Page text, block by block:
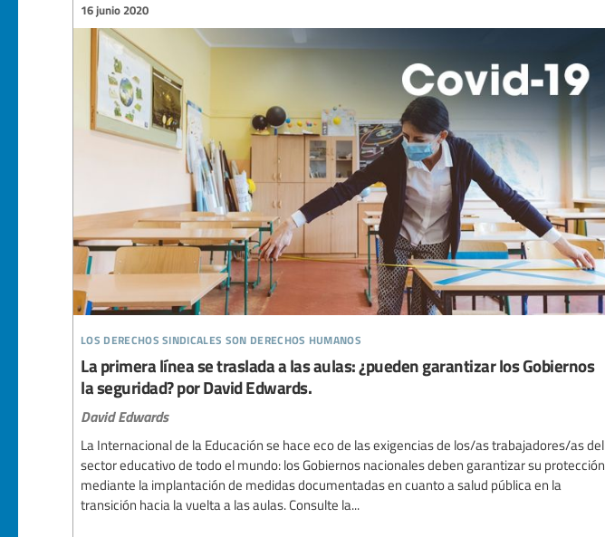
los derechos sindicales son derechos humanos
16 junio 2020
La primera línea se traslada a las aulas: ¿pueden garantizar los Gobiernos
la seguridad? por David Edwards.
David Edwards
La Internacional de la Educación se hace eco de las exigencias de los/as trabajadores/as del
sector educativo de todo el mundo: los Gobiernos nacionales deben garantizar su protección
mediante la implantación de medidas documentadas en cuanto a salud pública en la
transición hacia la vuelta a las aulas. Consulte la...